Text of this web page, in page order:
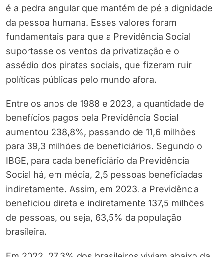
é a pedra angular que mantém de pé a dignidade
da pessoa humana. Esses valores foram
fundamentais para que a Previdência Social
suportasse os ventos da privatização e o
assédio dos piratas sociais, que fizeram ruir
políticas públicas pelo mundo afora.
Entre os anos de 1988 e 2023, a quantidade de
benefícios pagos pela Previdência Social
aumentou 238,8%, passando de 11,6 milhões
para 39,3 milhões de beneficiários. Segundo o
IBGE, para cada beneficiário da Previdência
Social há, em média, 2,5 pessoas beneficiadas
indiretamente. Assim, em 2023, a Previdência
beneficiou direta e indiretamente 137,5 milhões
de pessoas, ou seja, 63,5% da população
brasileira.